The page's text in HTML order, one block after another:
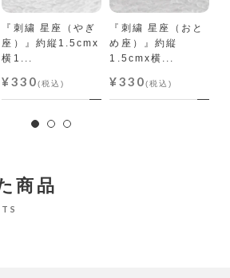
『刺繍 星座（やぎ
座）』約縦1.5cmx
横1...
¥330(税込)
『刺繍 星座（おと
め座）』約縦
1.5cmx横...
¥330(税込)
商品